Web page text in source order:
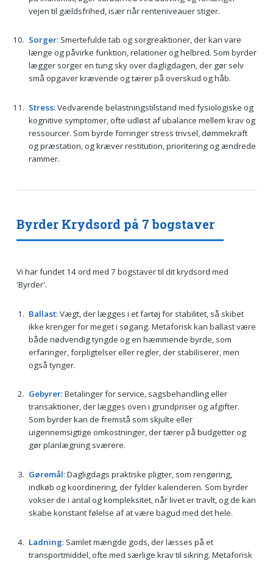
vejen til gældsfrihed, især når renteniveauer stiger.
Sorger: Smertefulde tab og sorgreaktioner, der kan vare
længe og påvirke funktion, relationer og helbred. Som byrder
lægger sorger en tung sky over dagligdagen, der gør selv
små opgaver krævende og tærer på overskud og håb.
Stress: Vedvarende belastningstilstand med fysiologiske og
kognitive symptomer, ofte udløst af ubalance mellem krav og
ressourcer. Som byrde forringer stress trivsel, dømmekraft
og præstation, og kræver restitution, prioritering og ændrede
rammer.
Byrder Krydsord på 7 bogstaver
Vi har fundet 14 ord med 7 bogstaver til dit krydsord med
'Byrder'.
Ballast: Vægt, der lægges i et fartøj for stabilitet, så skibet
ikke krenger for meget i søgang. Metaforisk kan ballast være
både nødvendig tyngde og en hæmmende byrde, som
erfaringer, forpligtelser eller regler, der stabiliserer, men
også tynger.
Gebyrer: Betalinger for service, sagsbehandling eller
transaktioner, der lægges oven i grundpriser og afgifter.
Som byrder kan de fremstå som skjulte eller
uigennemsigtige omkostninger, der tærer på budgetter og
gør planlægning sværere.
Gøremål: Dagligdags praktiske pligter, som rengøring,
indkøb og koordinering, der fylder kalenderen. Som byrder
vokser de i antal og kompleksitet, når livet er travlt, og de kan
skabe konstant følelse af at være bagud med det hele.
Ladning: Samlet mængde gods, der læsses på et
transportmiddel, ofte med særlige krav til sikring. Metaforisk